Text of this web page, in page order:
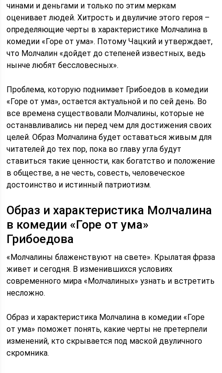
чинами и деньгами и только по этим меркам
оценивает людей. Хитрость и двуличие этого героя –
определяющие черты в характеристике Молчалина в
комедии «Горе от ума». Потому Чацкий и утверждает,
что Молчалин «дойдет до степеней известных, ведь
нынче любят бессловесных».
Проблема, которую поднимает Грибоедов в комедии
«Горе от ума», остается актуальной и по сей день. Во
все времена существовали Молчалины, которые не
останавливались ни перед чем для достижения своих
целей. Образ Молчалина будет оставаться живым для
читателей до тех пор, пока во главу угла будут
ставиться такие ценности, как богатство и положение
в обществе, а не честь, совесть, человеческое
достоинство и истинный патриотизм.
Образ и характеристика Молчалина
в комедии «Горе от ума»
Грибоедова
«Молчалины блаженствуют на свете». Крылатая фраза
живет и сегодня. В изменившихся условиях
современного мира «Молчалиных» узнать и встретить
несложно.
Образ и характеристика Молчалина в комедии «Горе
от ума» поможет понять, какие черты не претерпели
изменений, кто скрывается под маской двуличного
скромника.